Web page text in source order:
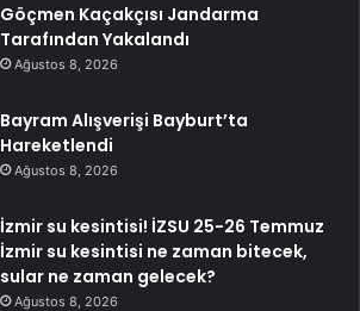
Göçmen Kaçakçısı Jandarma
Tarafından Yakalandı
Ağustos 8, 2026
Bayram Alışverişi Bayburt’ta
Hareketlendi
Ağustos 8, 2026
İzmir su kesintisi! İZSU 25-26 Temmuz
İzmir su kesintisi ne zaman bitecek,
sular ne zaman gelecek?
Ağustos 8, 2026